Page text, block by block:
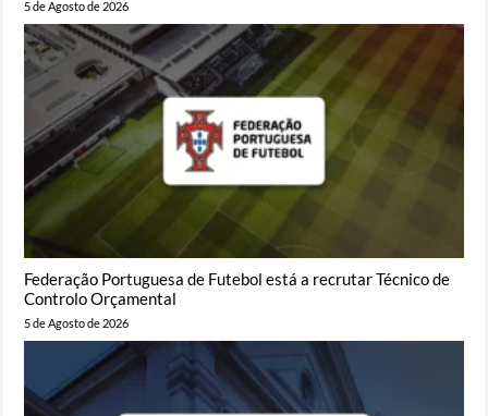
5 de Agosto de 2026
Federação Portuguesa de Futebol está a recrutar Técnico de
Controlo Orçamental
5 de Agosto de 2026